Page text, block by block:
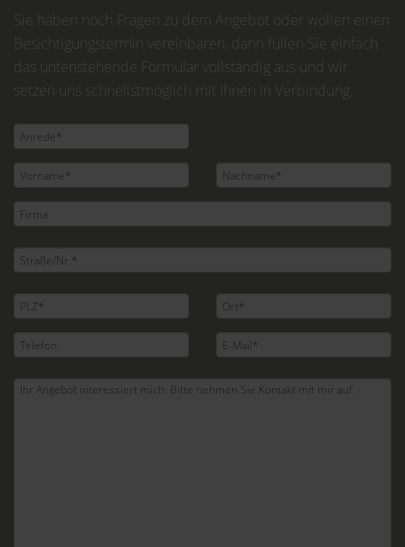
Sie haben noch Fragen zu dem Angebot oder wollen einen
Besichtigungstermin vereinbaren, dann füllen Sie einfach
das untenstehende Formular vollständig aus und wir
setzen uns schnellstmöglich mit Ihnen in Verbindung.